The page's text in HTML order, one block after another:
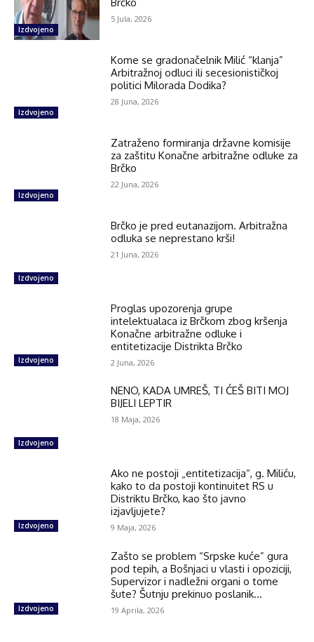
Izdvojeno
5 Jula, 2026
Izdvojeno
Kome se gradonačelnik Milić “klanja”
Arbitražnoj odluci ili secesionističkoj
politici Milorada Dodika?
28 Juna, 2026
Izdvojeno
Zatraženo formiranja državne komisije
za zaštitu Konačne arbitražne odluke za
Brčko
22 Juna, 2026
Izdvojeno
Brčko je pred eutanazijom. Arbitražna
odluka se neprestano krši!
21 Juna, 2026
Izdvojeno
Proglas upozorenja grupe
intelektualaca iz Brčkom zbog kršenja
Konačne arbitražne odluke i
entitetizacije Distrikta Brčko
2 Juna, 2026
Izdvojeno
NENO, KADA UMREŠ, TI ĆEŠ BITI MOJ
BIJELI LEPTIR
18 Maja, 2026
Izdvojeno
Ako ne postoji „entitetizacija“, g. Miliću,
kako to da postoji kontinuitet RS u
Distriktu Brčko, kao što javno
izjavljujete?
9 Maja, 2026
Izdvojeno
Zašto se problem “Srpske kuće” gura
pod tepih, a Bošnjaci u vlasti i opoziciji,
Supervizor i nadležni organi o tome
šute? Šutnju prekinuo poslanik...
19 Aprila, 2026